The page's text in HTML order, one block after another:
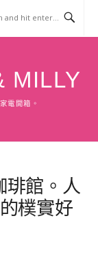
MILLY
電開箱。
琲館。人
樸實好